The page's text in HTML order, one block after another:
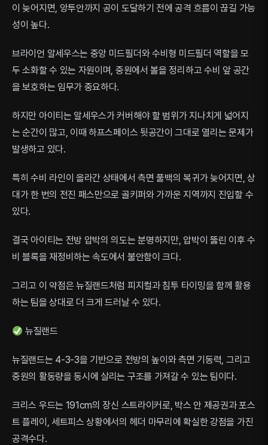
이 늦어지면, 앙투안까지 공이 도달하기 전에 공격 흐름이 끊길 가능
성이 높다.
브라이언 알세우스는 중앙 미드필더와 수비형 미드필더 역할을 모
두 소화할 수 있는 자원이며, 중원에서 볼을 정리하고 수비 앞 공간
을 보호하는 임무가 중요하다.
하지만 아이티는 알세우스가 커버해야 할 범위가 지나치게 넓어지
는 순간이 많고, 이때 하프스페이스 뒷공간이 그대로 열리는 문제가
발생하고 있다.
특히 수비 라인이 올라간 상태에서 측면 풀백의 복귀가 늦어지면, 상
대가 한 번의 전진 패스만으로 골키퍼와 가까운 지역까지 진입할 수
있다.
결국 아이티는 전방 압박의 의도는 분명하지만, 압박이 뚫린 이후 수
비 블록을 재정비하는 속도에서 불안함이 크다.
그리고 이 약점은 뉴질랜드처럼 피지컬과 침투 타이밍을 함께 활용
하는 팀을 상대로 더 크게 드러날 수 있다.
뉴질랜드
뉴질랜드는 4-3-3을 기반으로 전방의 높이와 측면 기동력, 그리고
중원의 활동량을 동시에 살리는 구조를 가져갈 수 있는 팀이다.
크리스 우드는 191cm의 장신 스트라이커로, 박스 안 제공권과 포스
트 플레이, 세트피스 상황에서의 헤더 마무리에 확실한 강점을 가진
공격수다.